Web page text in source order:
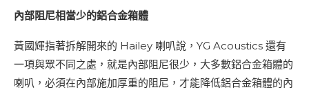
內部阻尼相當少的鋁合金箱體
黃國輝指著拆解開來的 Hailey 喇叭說，YG Acoustics 還有
一項與眾不同之處，就是內部阻尼很少，大多數鋁合金箱體的
喇叭，必須在內部施加厚重的阻尼，才能降低鋁合金箱體的內